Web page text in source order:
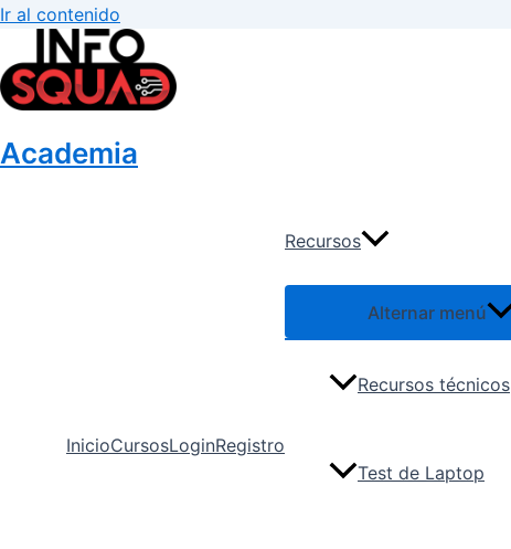
Ir al contenido
Academia
InicioCursosLoginRegistro
Recursos
Alternar menú
Recursos técnicos
Test de Laptop